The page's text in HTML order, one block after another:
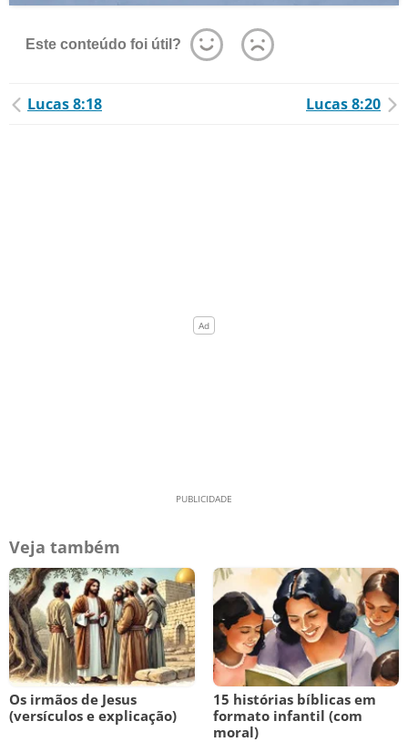
Este conteúdo foi útil?
Lucas 8:18 Lucas 8:20
Veja também
Os irmãos de Jesus
(versículos e explicação)
15 histórias bíblicas em
formato infantil (com
moral)